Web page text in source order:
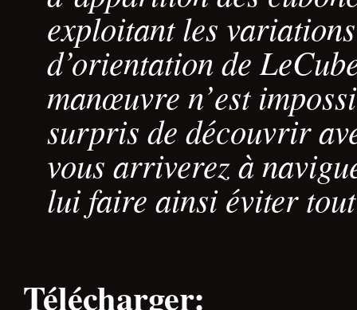
exploitant les
d’orientation de
manœuvre n’est
surpris de découvrir
vous arriverez à
lui faire ainsi éviter
Télécharger: